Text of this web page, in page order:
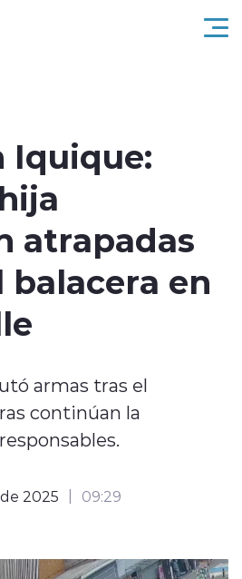
al contenido
Iquique:
atrapadas
en
armas tras el
continúan la
2025 09:29